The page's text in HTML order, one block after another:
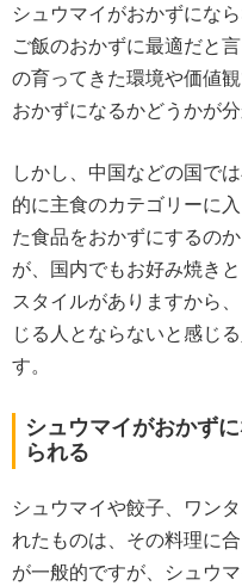
シュウマイがおかずにな
ご飯のおかずに最適だと
の育ってきた環境や価値
おかずになるかどうかが分
しかし、中国などの国で
的に主食のカテゴリーに
た食品をおかずにするの
が、国内でもお好み焼き
スタイルがありますから
じる人とならないと感じ
す。
シュウマイがおかず
られる
シュウマイや餃子、ワン
れたものは、その料理に
が一般的ですが、シュウ